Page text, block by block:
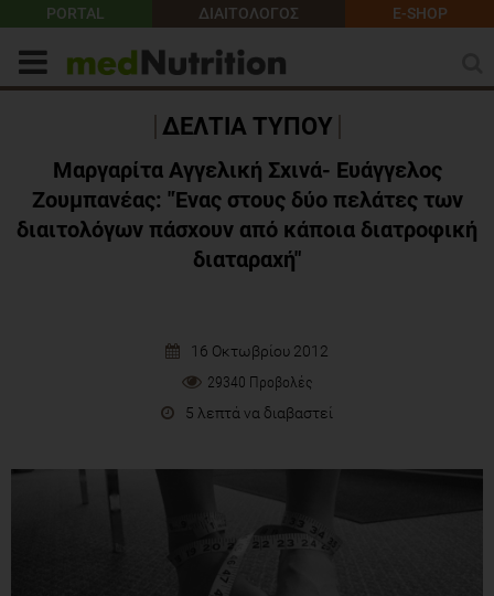
PORTAL ΔΙΑΙΤΟΛΟΓΟΣ E-SHOP
ΔΕΛΤΙΑ ΤΥΠΟΥ
Μαργαρίτα Αγγελική Σχινά- Ευάγγελος
Ζουμπανέας: "Ένας στους δύο πελάτες των
διαιτολόγων πάσχουν από κάποια διατροφική
διαταραχή"
16 Οκτωβρίου 2012
29340 Προβολές
5 λεπτά να διαβαστεί